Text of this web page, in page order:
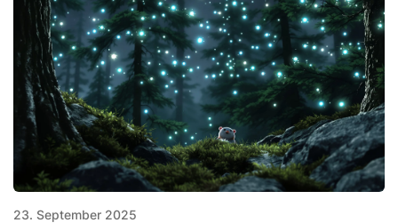
23. September 2025